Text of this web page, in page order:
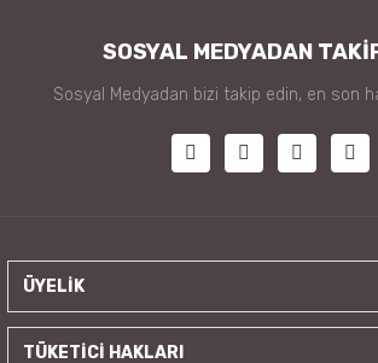
SOSYAL MEDYADAN
Sosyal Medyadan bizi takip edin, en son
ÜYELİK
TÜKETİCİ HAKLARI